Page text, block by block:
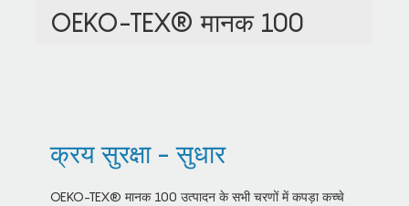
OEKO-TEX® मानक 100
क्रय सुरक्षा - सुधार
OEKO-TEX® मानक 100 उत्पादन के सभी चरणों में कपड़ा कच्चे